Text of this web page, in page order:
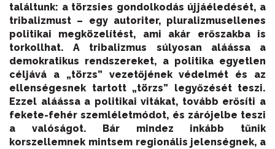
találtunk: a törzsies gondolkodás újjáéledését, a
tribalizmust – egy autoriter, pluralizmusellenes
politikai megközelítést, ami akár erőszakba is
torkollhat. A tribalizmus súlyosan aláássa a
demokratikus rendszereket, a politika egyetlen
céljává a „törzs” vezetőjének védelmét és az
ellenségesnek tartott „törzs” legyőzését teszi.
Ezzel aláássa a politikai vitákat, tovább erősíti a
fekete-fehér szemléletmódot, és zárójelbe teszi
a valóságot. Bár mindez inkább tűnik
korszellemnek mintsem regionális jelenségnek, a